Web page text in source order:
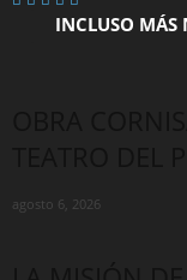
INCLUSO MÁS
agosto 6, 2026